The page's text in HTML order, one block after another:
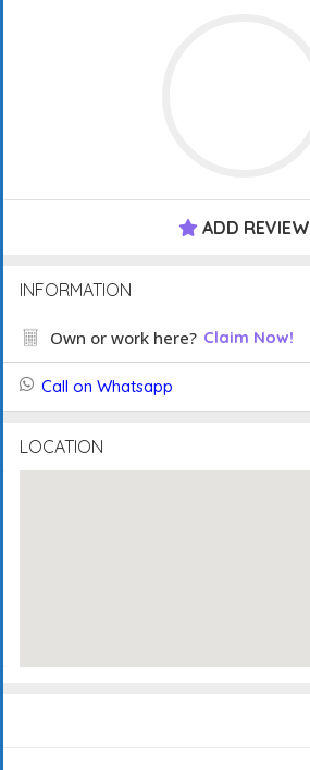
ADD REVIEW
INFORMATION
Own or work here? Claim Now!
Call on Whatsapp
LOCATION